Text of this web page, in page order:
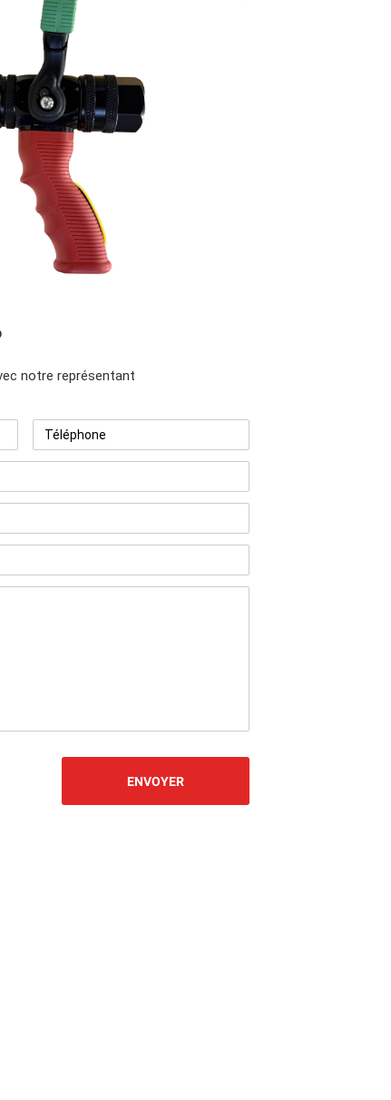
notre représentant
Téléphone